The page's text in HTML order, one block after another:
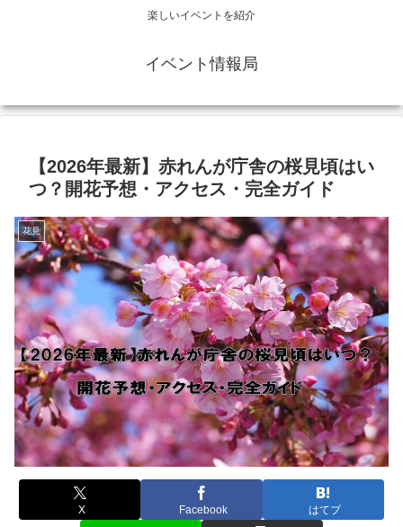
楽しいイベントを紹介
イベント情報局
【2026年最新】赤れんが庁舎の桜見頃はい
つ？開花予想・アクセス・完全ガイド
花見
X Facebook はてブ